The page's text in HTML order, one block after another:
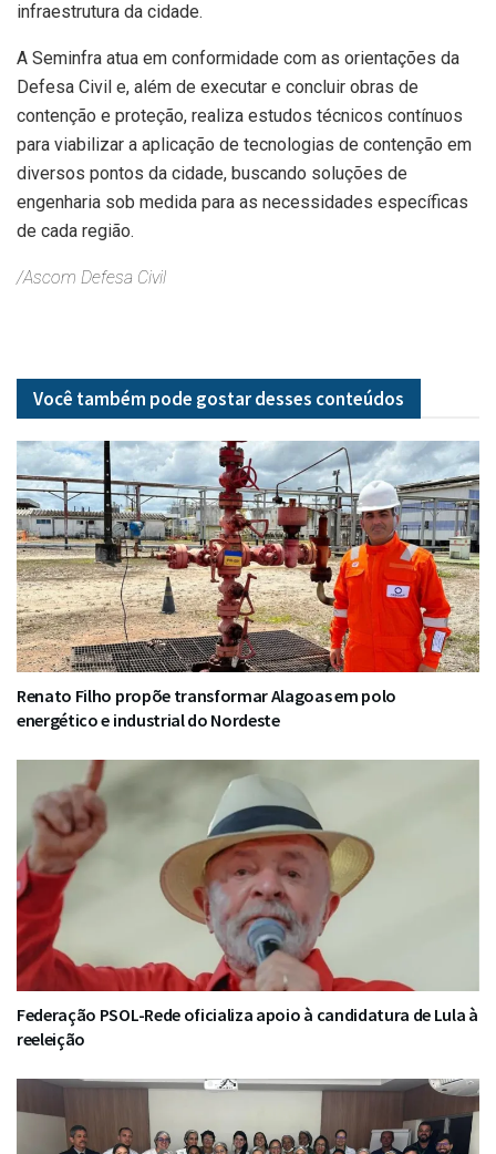
infraestrutura da cidade.
A Seminfra atua em conformidade com as orientações da
Defesa Civil e, além de executar e concluir obras de
contenção e proteção, realiza estudos técnicos contínuos
para viabilizar a aplicação de tecnologias de contenção em
diversos pontos da cidade, buscando soluções de
engenharia sob medida para as necessidades específicas
de cada região.
/Ascom Defesa Civil
Você também pode gostar desses conteúdos
Renato Filho propõe transformar Alagoas em polo
energético e industrial do Nordeste
Federação PSOL-Rede oficializa apoio à candidatura de Lula à
reeleição